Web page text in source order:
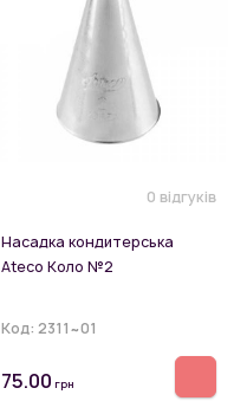
0 відгуків
Насадка кондитерська
Ateco Коло №2
Код: 2311~01
75.00 грн